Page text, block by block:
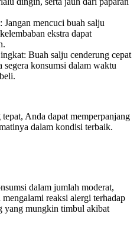
: Jangan mencuci buah salju
ekstra dapat
: Buah salju cenderung cepat
segera konsumsi dalam waktu
Anda dapat memperpanjang
dalam kondisi terbaik.
dalam jumlah moderat,
reaksi alergi terhadap
yang mungkin timbul akibat